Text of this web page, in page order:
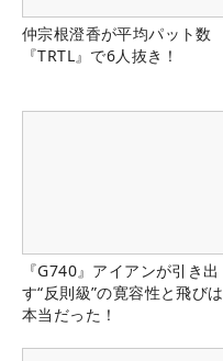
仲宗根澄香が平均パット数
『TRTL』で6人抜き！
『G740』アイアンが引き出
す“反則級”の寛容性と飛びは
本当だった！